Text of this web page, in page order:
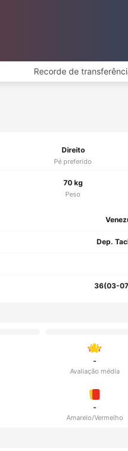
Recorde de
Direito
Pé preferido
70 kg
Peso
Dep.
36(03-
-
Avaliação média
-
Amarelo/Vermelho